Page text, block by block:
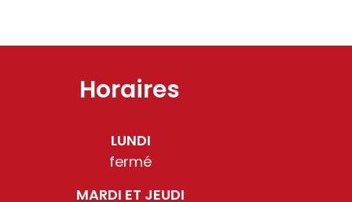
Horaires
LUNDI
fermé
MARDI ET JEUDI